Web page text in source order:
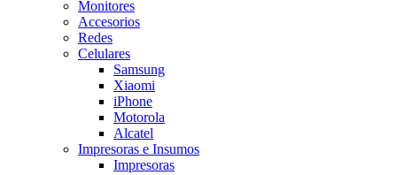
Monitores
Accesorios
Redes
Celulares
Samsung
Xiaomi
iPhone
Motorola
Alcatel
Impresoras e Insumos
Impresoras